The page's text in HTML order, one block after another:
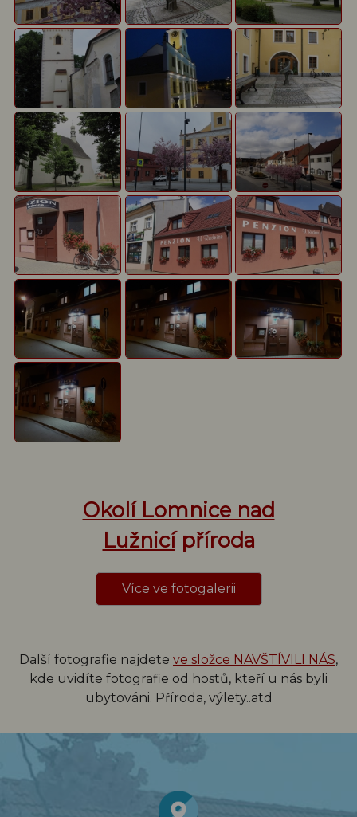
Okolí Lomnice nad
Lužnicípříroda
Více ve fotogalerii
Další fotografie najdete ve složce NAVŠTÍVILI NÁS,
kde uvidíte fotografie od hostů, kteří u nás byli
ubytováni. Příroda, výlety..atd